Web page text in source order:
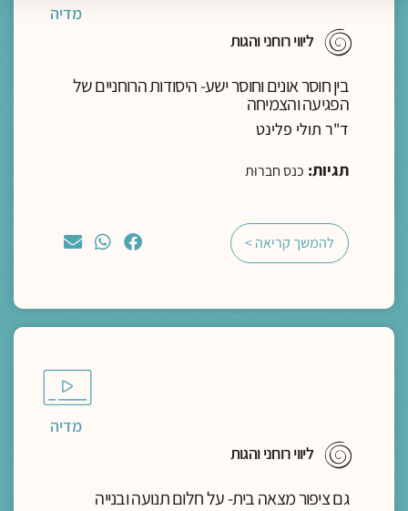
מדיה
ליווי רוחני והגות
בין חוסר אונים וחוסר ישע- היסודות הרוחניים של
הפגיעה והצמיחה
ד"ר תולי פלינט
תגיות: כנס חברוּת
להמשך קריאה >
מדיה
ליווי רוחני והגות
גם ציפור מצאה בית- על חלום תנועה ובנייה